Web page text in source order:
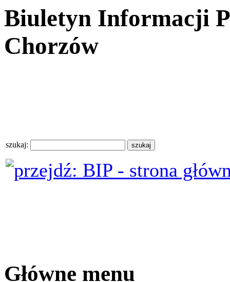
Biuletyn Informacji
Chorzów
szukaj:
Główne menu